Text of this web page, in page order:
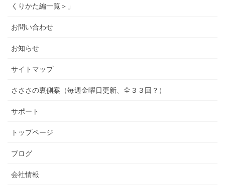
くりかた編一覧＞」
お問い合わせ
お知らせ
サイトマップ
さささの裏側案（毎週金曜日更新、全３３回？）
サポート
トップページ
ブログ
会社情報